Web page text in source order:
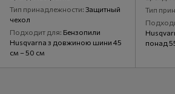
Тип принадлежности Защитный
чехол
Подходит для Бензопили
Husqvarna з довжиною шини 45
см – 50 см
Тип
понад